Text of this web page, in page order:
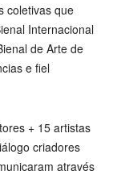
coletivas que
Internacional
de Arte de
e fiel
+ 15 artistas
criadores
através